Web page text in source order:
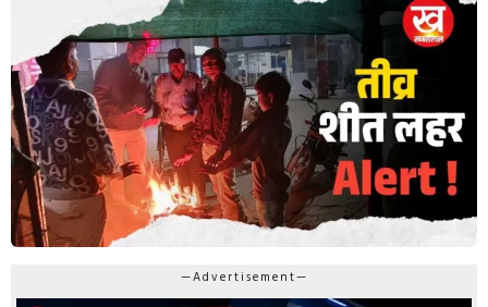
—Advertisement—